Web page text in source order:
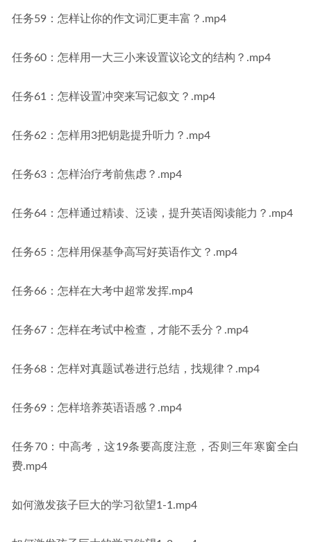
任务59：怎样让你的作文词汇更丰富？.mp4
任务60：怎样用一大三小来设置议论文的结构？.mp4
任务61：怎样设置冲突来写记叙文？.mp4
任务62：怎样用3把钥匙提升听力？.mp4
任务63：怎样治疗考前焦虑？.mp4
任务64：怎样通过精读、泛读，提升英语阅读能力？.mp4
任务65：怎样用保基争高写好英语作文？.mp4
任务66：怎样在大考中超常发挥.mp4
任务67：怎样在考试中检查，才能不丢分？.mp4
任务68：怎样对真题试卷进行总结，找规律？.mp4
任务69：怎样培养英语语感？.mp4
任务70：中高考，这19条要高度注意，否则三年寒窗全白
费.mp4
如何激发孩子巨大的学习欲望1-1.mp4